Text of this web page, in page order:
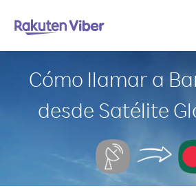
Cómo llamar a
desde Satélite